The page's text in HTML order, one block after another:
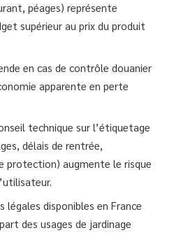
péages) représente
supérieur au prix du produit
en cas de contrôle douanier
apparente en perte
technique sur l’étiquetage
délais de rentrée,
protection) augmente le risque
légales disponibles en France
des usages de jardinage